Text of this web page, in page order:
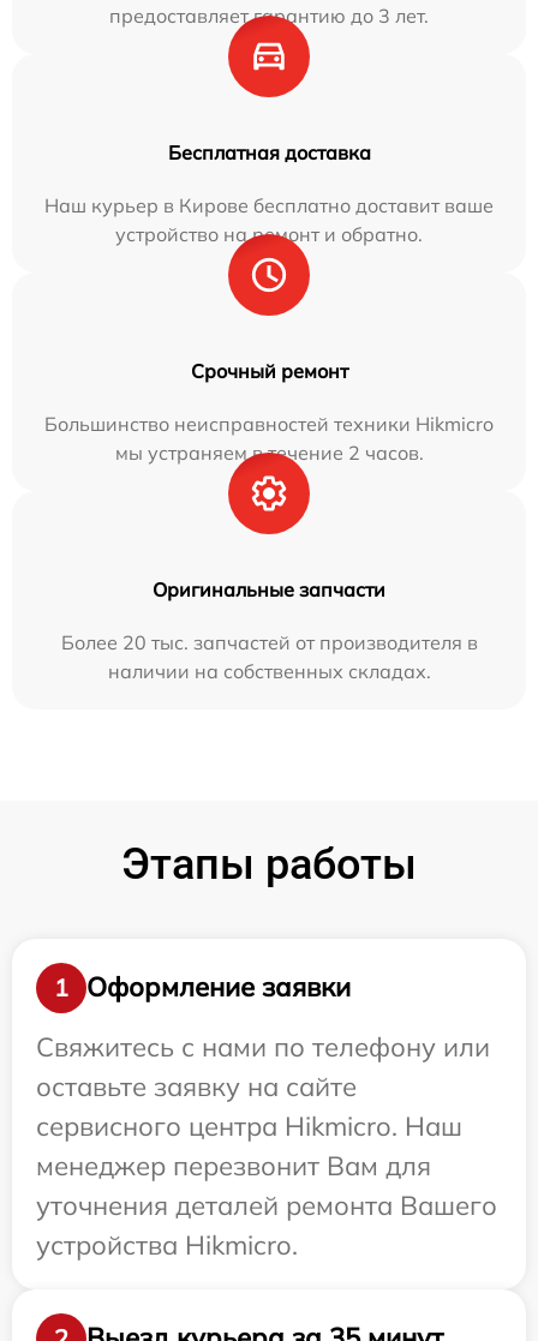
предоставляет гарантию до 3 лет.
Бесплатная доставка
Наш курьер в Кирове бесплатно доставит ваше
устройство на ремонт и обратно.
Срочный ремонт
Большинство неисправностей техники Hikmicro
мы устраняем в течение 2 часов.
Оригинальные запчасти
Более 20 тыс. запчастей от производителя в
наличии на собственных складах.
Этапы работы
1
Оформление заявки
Свяжитесь с нами по телефону или
оставьте заявку на сайте
сервисного центра Hikmicro. Наш
менеджер перезвонит Вам для
уточнения деталей ремонта Вашего
устройства Hikmicro.